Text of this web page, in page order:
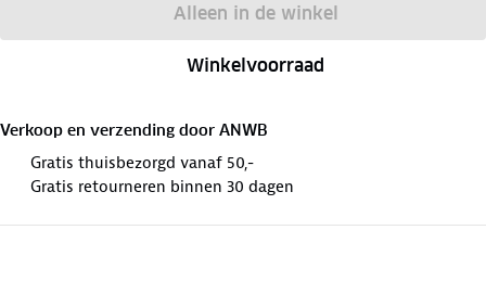
Alleen in de winkel
Winkelvoorraad
Verkoop en verzending door ANWB
Gratis thuisbezorgd vanaf 50,-
Gratis retourneren binnen 30 dagen